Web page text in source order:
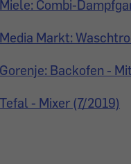
Miele: Combi-
Media Markt:
Gorenje: Backofen -
Tefal - Mixer (7/2019)